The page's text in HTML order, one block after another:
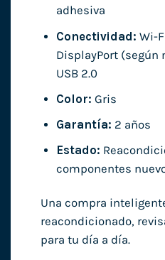
adhesiva
Conectividad: Wi-
DisplayPort (según
USB 2.0
Color: Gris
Garantía: 2 años
Estado:
componentes
Una compra
reacondicionado,
para tu día a día.